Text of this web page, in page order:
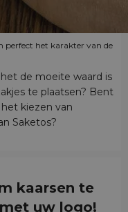
perfect het karakter van de
de moeite waard is
te plaatsen? Bent
kiezen van
Saketos?
kaarsen te
uw logo!